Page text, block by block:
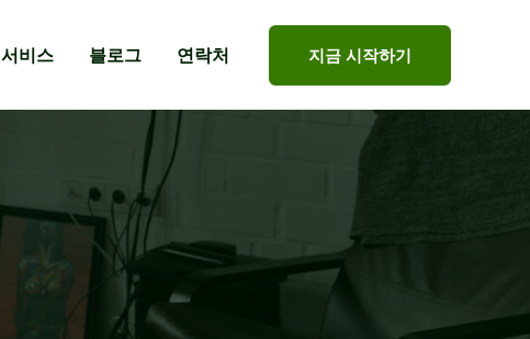
서비스 블로그 연락처 지금 시작하기